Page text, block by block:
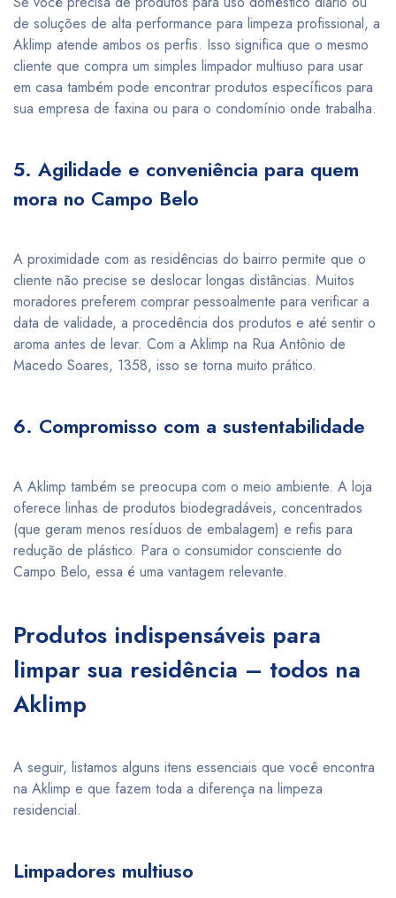
de soluções de alta performance para limpeza profissional, a
Aklimp atende ambos os perfis. Isso significa que o mesmo
cliente que compra um simples limpador multiuso para usar
em casa também pode encontrar produtos específicos para
sua empresa de faxina ou para o condomínio onde trabalha.
5. Agilidade e conveniência para quem
mora no Campo Belo
A proximidade com as residências do bairro permite que o
cliente não precise se deslocar longas distâncias. Muitos
moradores preferem comprar pessoalmente para verificar a
data de validade, a procedência dos produtos e até sentir o
aroma antes de levar. Com a Aklimp na Rua Antônio de
Macedo Soares, 1358, isso se torna muito prático.
6. Compromisso com a sustentabilidade
A Aklimp também se preocupa com o meio ambiente. A loja
oferece linhas de produtos biodegradáveis, concentrados
(que geram menos resíduos de embalagem) e refis para
redução de plástico. Para o consumidor consciente do
Campo Belo, essa é uma vantagem relevante.
Produtos indispensáveis para
limpar sua residência – todos na
Aklimp
A seguir, listamos alguns itens essenciais que você encontra
na Aklimp e que fazem toda a diferença na limpeza
residencial.
Limpadores multiuso